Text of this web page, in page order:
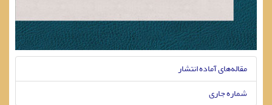
مقاله‌های آماده انتشار
شماره جاری